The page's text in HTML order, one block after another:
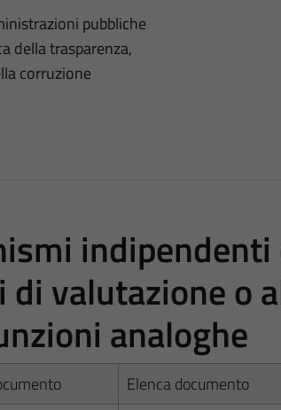
pubbliche
della trasparenza,
corruzione
di valutazione o
analoghe
Elenca documento